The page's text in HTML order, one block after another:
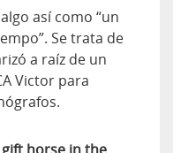
así como “un
Se trata de
a raíz de un
Victor para